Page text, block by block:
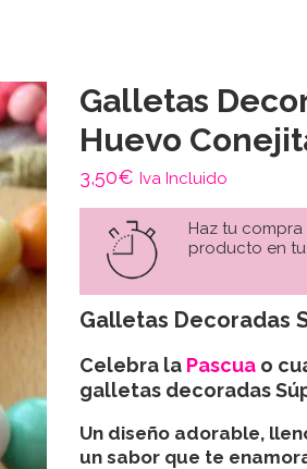
Galletas
Huevo
3,50€ Iva Incluido
Haz tu
producto en
Galletas Decoradas
Celebra la Pascuao
galletas decoradas
Un diseño adorable,
un sabor que te